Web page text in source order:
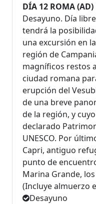
DÍA 12 ROMA (AD)
Desayuno. Día
tendrá la
una excursión en
región de
magníficos restos
ciudad romana
erupción del
de una breve
de la región, y
declarado
UNESCO. Por
Capri, antiguo
punto de
Marina Grande,
(Incluye almuerzo
Desayuno